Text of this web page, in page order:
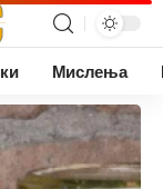
Мислења